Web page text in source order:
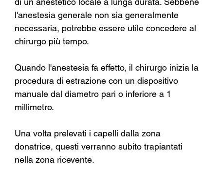
l'anestesia generale non sia generalmente
necessaria, potrebbe essere utile concedere al
chirurgo più tempo.
Quando l'anestesia fa effetto, il chirurgo inizia la
procedura di estrazione con un dispositivo
manuale dal diametro pari o inferiore a 1
millimetro.
Una volta prelevati i capelli dalla zona
donatrice, questi verranno subito trapiantati
nella zona ricevente.